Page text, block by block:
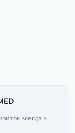
всегда в